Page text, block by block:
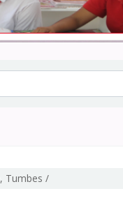
Tumbes /